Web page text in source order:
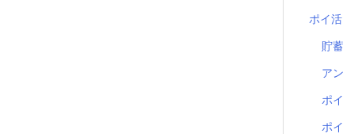
ポイ活
貯蓄
ア
ポ
ポ